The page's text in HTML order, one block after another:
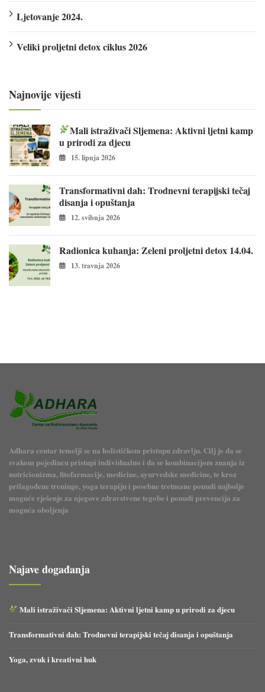
Ljetovanje 2024.
Veliki proljetni detox ciklus 2026
Najnovije vijesti
Mali istraživači Sljemena: Aktivni ljetni kamp
u prirodi za djecu
15. lipnja 2026
Transformativni dah: Trodnevni terapijski tečaj
disanja i opuštanja
12. svibnja 2026
Radionica kuhanja: Zeleni proljetni detox 14.04.
13. travnja 2026
Adhara centar temelji se na holističkom pristupu zdravlju. Cilj je da se
svakom pojedincu pristupi individualno i da se kombinacijom znanja iz
nutricionizma, fitofarmacije, medicine, ayurvedske medicine, te kroz
prilagođene treninge, yoga terapiju i posebne tretmane ponudi najbolje
moguće rješenje za njegove zdravstvene tegobe i ponudi prevencija za
moguća oboljenja
Najave događanja
Mali istraživači Sljemena: Aktivni ljetni kamp u prirodi za djecu
Transformativni dah: Trodnevni terapijski tečaj disanja i opuštanja
Yoga, zvuk i kreativni huk